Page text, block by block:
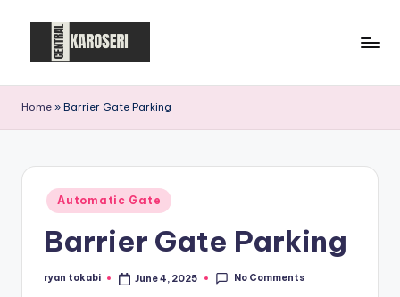
e
n
t
K
Home » Barrier Gate Parking
Posted
in
Automatic Gate
Barrier Gate Parking
Posted
ryan tokabi June 4, 2025 No Comments